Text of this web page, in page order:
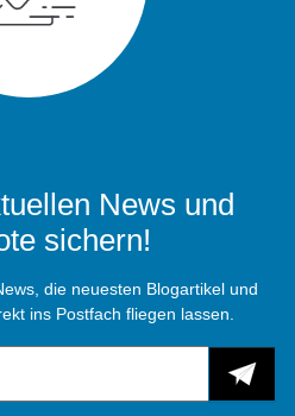
News und
sichern!
die neuesten Blogartikel und
ins Postfach fliegen lassen.